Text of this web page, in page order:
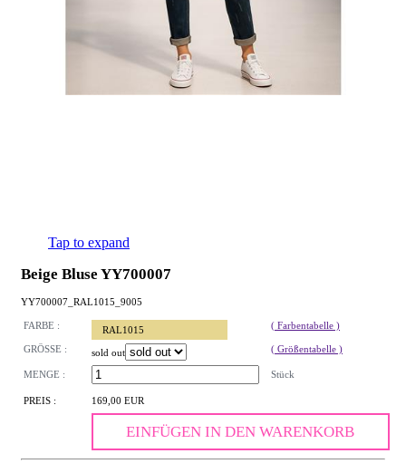
Tap to expand
Beige Bluse YY700007
YY700007_RAL1015_9005
FARBE : RAL1015 ( Farbentabelle )
GRÖSSE : sold out ( Größentabelle )
MENGE : Stück
PREIS : 169,00 EUR
EINFÜGEN IN DEN WARENKORB